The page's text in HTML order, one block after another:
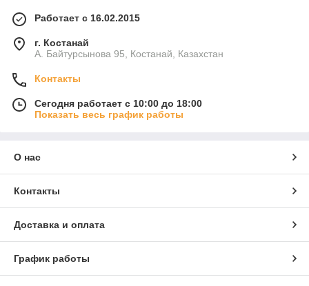
Работает с 16.02.2015
г. Костанай
А. Байтурсынова 95, Костанай, Казахстан
Контакты
Сегодня работает с 10:00 до 18:00
Показать весь график работы
О нас
Контакты
Доставка и оплата
График работы